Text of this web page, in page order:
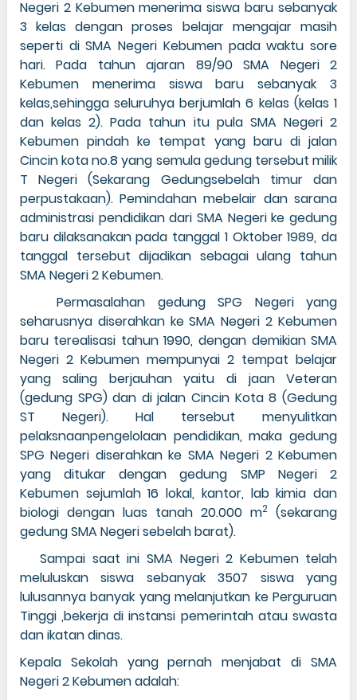
Negeri 2 Kebumen menerima siswa baru sebanyak
3 kelas dengan proses belajar mengajar masih
seperti di SMA Negeri Kebumen pada waktu sore
hari. Pada tahun ajaran 89/90 SMA Negeri 2
Kebumen menerima siswa baru sebanyak 3
kelas,sehingga seluruhya berjumlah 6 kelas (kelas 1
dan kelas 2). Pada tahun itu pula SMA Negeri 2
Kebumen pindah ke tempat yang baru di jalan
Cincin kota no.8 yang semula gedung tersebut milik
T Negeri (Sekarang Gedungsebelah timur dan
perpustakaan). Pemindahan mebelair dan sarana
administrasi pendidikan dari SMA Negeri ke gedung
baru dilaksanakan pada tanggal 1 Oktober 1989, da
tanggal tersebut dijadikan sebagai ulang tahun
SMA Negeri 2 Kebumen.
Permasalahan gedung SPG Negeri yang
seharusnya diserahkan ke SMA Negeri 2 Kebumen
baru terealisasi tahun 1990, dengan demikian SMA
Negeri 2 Kebumen mempunyai 2 tempat belajar
yang saling berjauhan yaitu di jaan Veteran
(gedung SPG) dan di jalan Cincin Kota 8 (Gedung
ST Negeri). Hal tersebut menyulitkan
pelaksnaanpengelolaan pendidikan, maka gedung
SPG Negeri diserahkan ke SMA Negeri 2 Kebumen
yang ditukar dengan gedung SMP Negeri 2
Kebumen sejumlah 16 lokal, kantor, lab kimia dan
biologi dengan luas tanah 20.000 m2 (sekarang
gedung SMA Negeri sebelah barat).
Sampai saat ini SMA Negeri 2 Kebumen telah
meluluskan siswa sebanyak 3507 siswa yang
lulusannya banyak yang melanjutkan ke Perguruan
Tinggi ,bekerja di instansi pemerintah atau swasta
dan ikatan dinas.
Kepala Sekolah yang pernah menjabat di SMA
Negeri 2 Kebumen adalah: